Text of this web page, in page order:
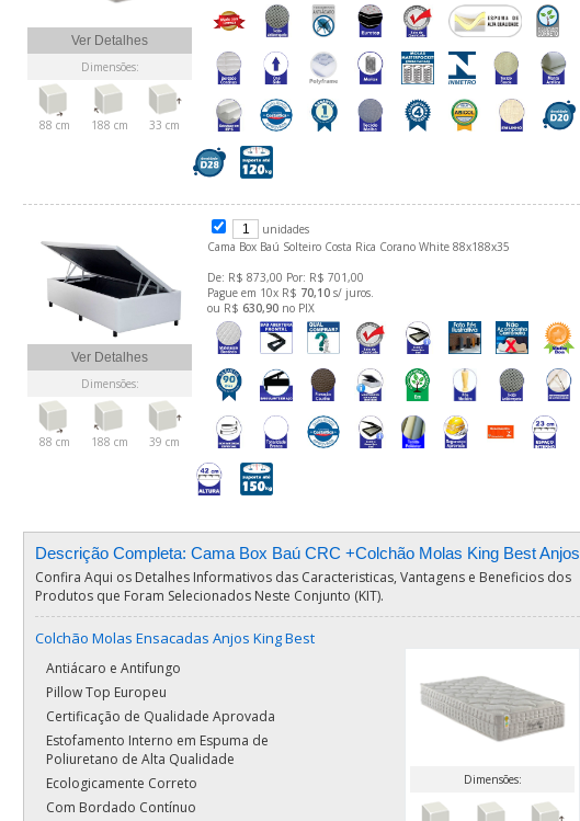
Ver Detalhes
Dimensões:
88 cm 188 cm 33 cm
Ver Detalhes
Dimensões:
88 cm 188 cm 39 cm
unidades
Cama Box Baú Solteiro Costa Rica Corano White 88x188x35
De: R$ 873,00 Por: R$ 701,00
Pague em 10x R$ 70,10 s/ juros.
ou R$ 630,90 no PIX
Descrição Completa: Cama Box Baú CRC +Colchão Molas King Best Anjos
Confira Aqui os Detalhes Informativos das Caracteristicas, Vantagens e Beneficios dos
Produtos que Foram Selecionados Neste Conjunto (KIT).
Colchão Molas Ensacadas Anjos King Best
Dimensões:
Antiácaro e Antifungo
Pillow Top Europeu
Certificação de Qualidade Aprovada
Estofamento Interno em Espuma de
Poliuretano de Alta Qualidade
Ecologicamente Correto
Com Bordado Contínuo